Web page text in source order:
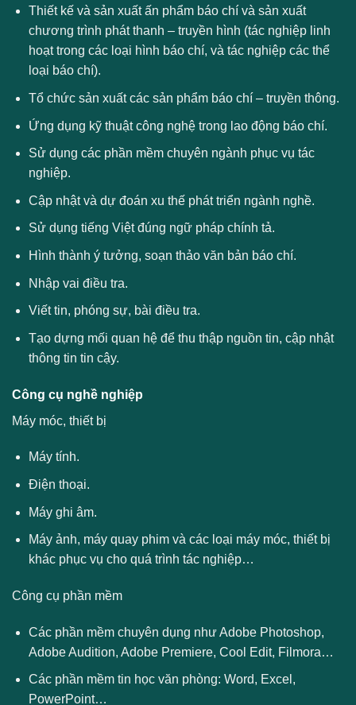
Thiết kế và sản xuất ấn phẩm báo chí và sản xuất
chương trình phát thanh – truyền hình (tác nghiệp linh
hoạt trong các loại hình báo chí, và tác nghiệp các thể
loại báo chí).
Tổ chức sản xuất các sản phẩm báo chí – truyền thông.
Ứng dụng kỹ thuật công nghệ trong lao động báo chí.
Sử dụng các phần mềm chuyên ngành phục vụ tác
nghiệp.
Cập nhật và dự đoán xu thế phát triển ngành nghề.
Sử dụng tiếng Việt đúng ngữ pháp chính tả.
Hình thành ý tưởng, soạn thảo văn bản báo chí.
Nhập vai điều tra.
Viết tin, phóng sự, bài điều tra.
Tạo dựng mối quan hệ để thu thập nguồn tin, cập nhật
thông tin tin cậy.
Công cụ nghề nghiệp
Máy móc, thiết bị
Máy tính.
Điện thoại.
Máy ghi âm.
Máy ảnh, máy quay phim và các loại máy móc, thiết bị
khác phục vụ cho quá trình tác nghiệp…
Công cụ phần mềm
Các phần mềm chuyên dụng như Adobe Photoshop,
Adobe Audition, Adobe Premiere, Cool Edit, Filmora…
Các phần mềm tin học văn phòng: Word, Excel,
PowerPoint…